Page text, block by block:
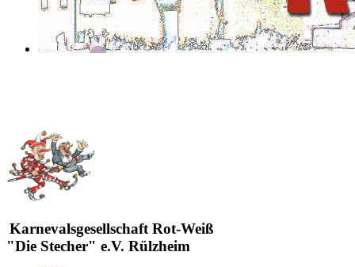
Karnevalsgesellschaft Rot-Weiß
"Die Stecher" e.V. Rülzheim